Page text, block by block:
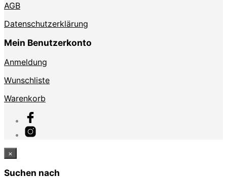
AGB
Datenschutzerklärung
Mein Benutzerkonto
Anmeldung
Wunschliste
Warenkorb
×
Suchen nach